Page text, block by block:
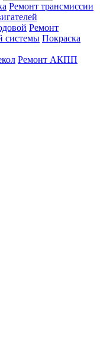
Ремонт трансмиссии
Ремонт
системы Покраска
Ремонт АКПП